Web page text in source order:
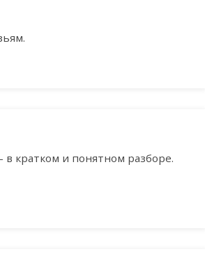
кратком и понятном разборе.